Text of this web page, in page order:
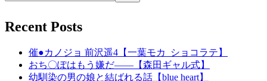
Recent Posts
催●カノジョ 前沢遥4【一葉モカ_ショコラテ】
おち〇ぽはもう嫌だ――【森田ギャル式】
幼馴染の男の娘と結ばれる話【blue heart】